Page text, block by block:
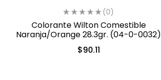
(0)
Colorante Wilton Comestible
Naranja/Orange 28.3gr. (04-0-0032)
$90.11